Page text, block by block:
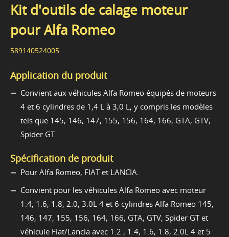
Kit d'outils de calage moteur
pour Alfa Romeo
589140524005
Application du produit
Convient aux véhicules Alfa Romeo équipés de moteurs
4 et 6 cylindres de 1,4 L à 3,0 L, y compris les modèles
tels que 145, 146, 147, 155, 156, 164, 166, GTA, GTV,
Spider GT.
Spécification de produit
Pour Alfa Romeo, FIAT et LANCIA.
Convient pour les véhicules Alfa Romeo avec moteur
1.4, 1.6, 1.8, 2.0, 3.0L 4 et 6 cylindres Alfa Romeo 145,
146, 147, 155, 156, 164, 166, GTA, GTV, Spider GT et
véhicule Fiat/Lancia avec 1.2 , 1.4, 1.6, 1.8, 2.0L 4 et 5